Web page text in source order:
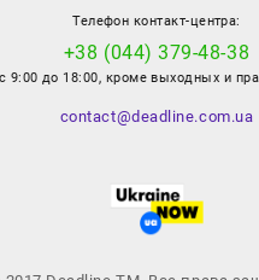
Телефон контакт-центра:
+38 (044) 379-48-38
9:00 до 18:00, кроме выходных и
contact@deadline.com.ua